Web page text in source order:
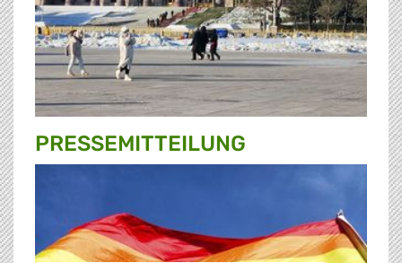
PRESSE­MITTEILUNG